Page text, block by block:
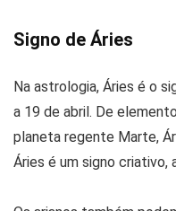
Signo de Áries
Na astrologia, Áries é o
a 19 de abril. De
planeta regente Marte,
Áries é um signo criativo,